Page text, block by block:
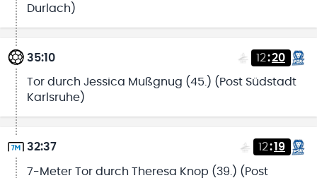
Durlach)
35:10 12:20
Tor durch Jessica Mußgnug (45.) (Post Südstadt
Karlsruhe)
32:37 12:19
7-Meter Tor durch Theresa Knop (39.) (Post